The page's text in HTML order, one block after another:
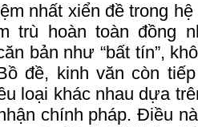
nhất xiển đề trong
trù hoàn toàn đồng
bản như “bất tín”,
đề, kinh văn còn
loại khác nhau dựa
chính pháp. Điều